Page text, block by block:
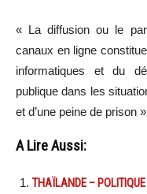
« La diffusion ou le
canaux en ligne
informatiques et du
publique dans les
et d’une peine de prison
A Lire Aussi:
THAÏLANDE –